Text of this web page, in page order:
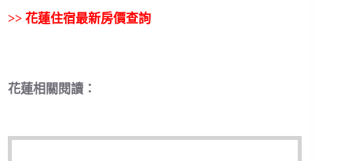
>> 花蓮住宿最新房價查詢
花蓮相關閱讀：